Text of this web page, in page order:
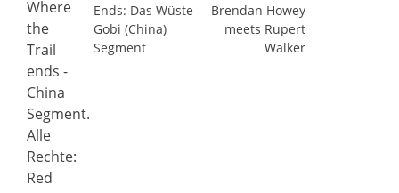
Ends: Das Wüste
Gobi (China)
Segment
Brendan Howey
meets Rupert
Walker